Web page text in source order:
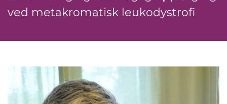
ved metakromatisk leukodystrofi